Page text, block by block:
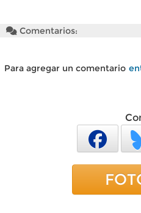
Comentarios:
Para agregar un comentario